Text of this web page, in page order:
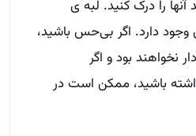
را درک کنید. لبه ی
دارد. اگر بی‌حس باشید،
نخواهند بود و اگر
باشید، ممکن است در